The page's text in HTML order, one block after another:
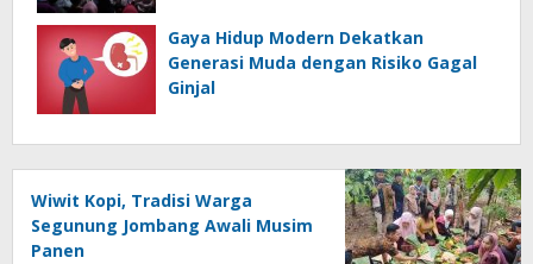
Gaya Hidup Modern Dekatkan
Generasi Muda dengan Risiko Gagal
Ginjal
Wiwit Kopi, Tradisi Warga
Segunung Jombang Awali Musim
Panen